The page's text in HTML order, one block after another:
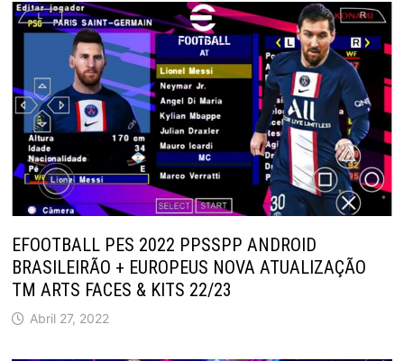
EFOOTBALL PES 2022 PPSSPP ANDROID
BRASILEIRÃO + EUROPEUS NOVA ATUALIZAÇÃO
TM ARTS FACES & KITS 22/23
Abril 27, 2022